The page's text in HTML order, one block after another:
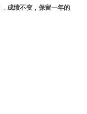
成绩不变，保留一年的